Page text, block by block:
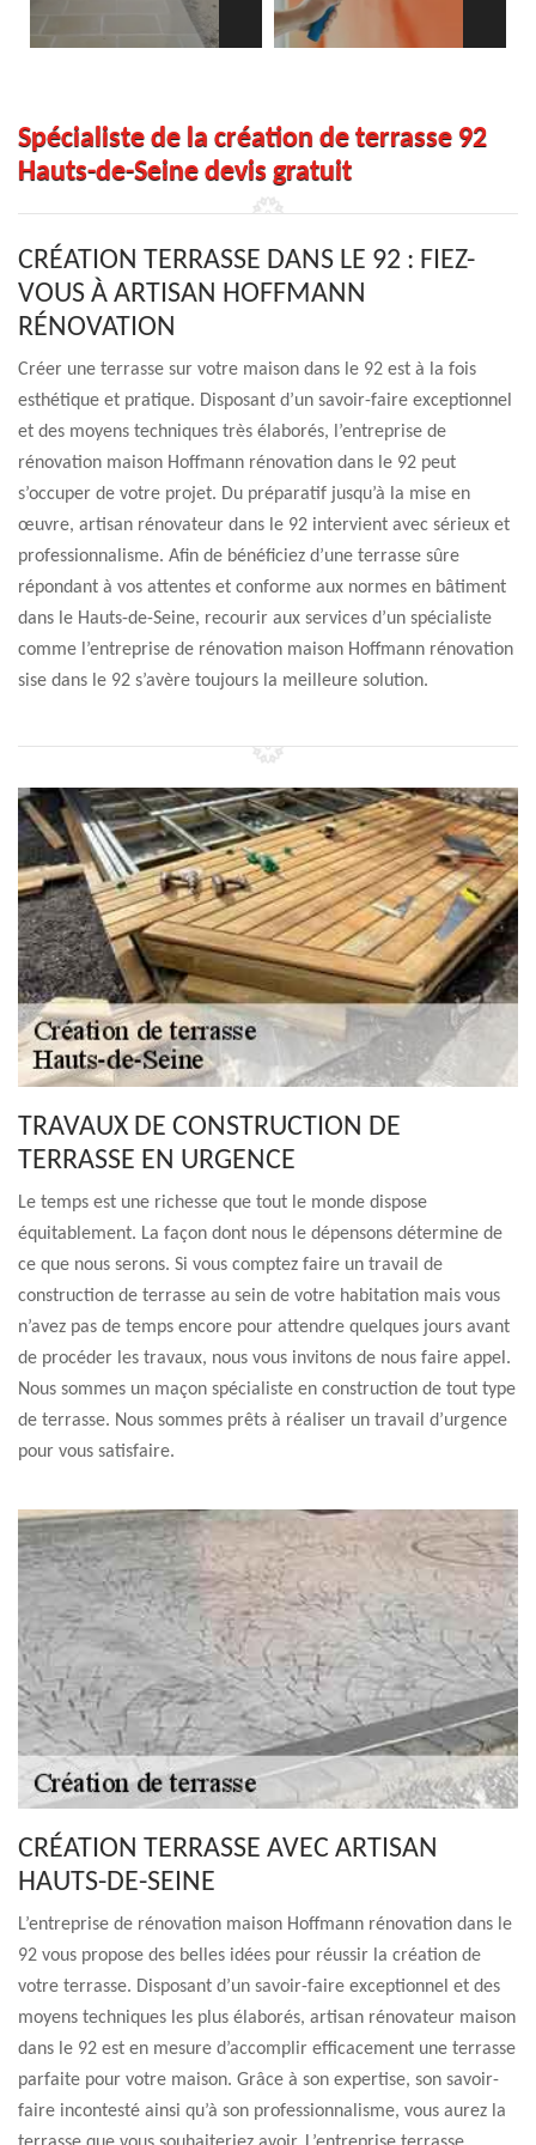
Spécialiste de la création de terrasse 92
Hauts-de-Seine devis gratuit
CRÉATION TERRASSE DANS LE 92 : FIEZ-
VOUS À ARTISAN HOFFMANN
RÉNOVATION
Créer une terrasse sur votre maison dans le 92 est à la fois
esthétique et pratique. Disposant d’un savoir-faire exceptionnel
et des moyens techniques très élaborés, l’entreprise de
rénovation maison Hoffmann rénovation dans le 92 peut
s’occuper de votre projet. Du préparatif jusqu’à la mise en
œuvre, artisan rénovateur dans le 92 intervient avec sérieux et
professionnalisme. Afin de bénéficiez d’une terrasse sûre
répondant à vos attentes et conforme aux normes en bâtiment
dans le Hauts-de-Seine, recourir aux services d’un spécialiste
comme l’entreprise de rénovation maison Hoffmann rénovation
sise dans le 92 s’avère toujours la meilleure solution.
TRAVAUX DE CONSTRUCTION DE
TERRASSE EN URGENCE
Le temps est une richesse que tout le monde dispose
équitablement. La façon dont nous le dépensons détermine de
ce que nous serons. Si vous comptez faire un travail de
construction de terrasse au sein de votre habitation mais vous
n’avez pas de temps encore pour attendre quelques jours avant
de procéder les travaux, nous vous invitons de nous faire appel.
Nous sommes un maçon spécialiste en construction de tout type
de terrasse. Nous sommes prêts à réaliser un travail d’urgence
pour vous satisfaire.
CRÉATION TERRASSE AVEC ARTISAN
HAUTS-DE-SEINE
L’entreprise de rénovation maison Hoffmann rénovation dans le
92 vous propose des belles idées pour réussir la création de
votre terrasse. Disposant d’un savoir-faire exceptionnel et des
moyens techniques les plus élaborés, artisan rénovateur maison
dans le 92 est en mesure d’accomplir efficacement une terrasse
parfaite pour votre maison. Grâce à son expertise, son savoir-
faire incontesté ainsi qu’à son professionnalisme, vous aurez la